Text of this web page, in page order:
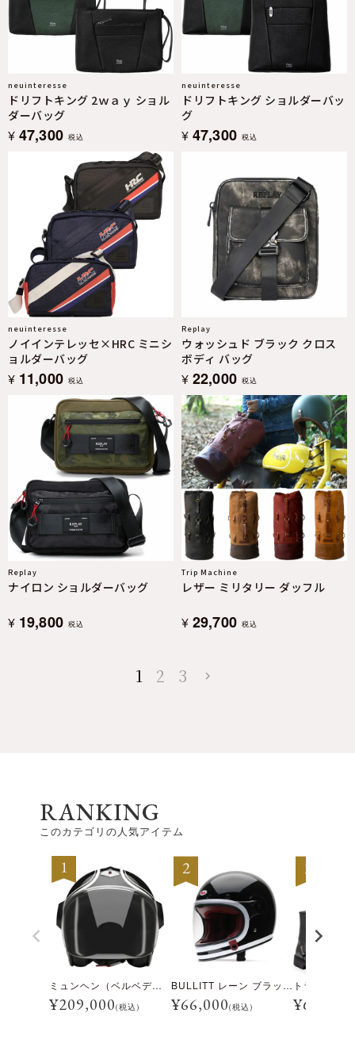
neuinteresse
ドリフトキング 2ｗａｙ ショル
ダーバッグ
¥ 47,300 税込
neuinteresse
ドリフトキング ショルダーバッ
グ
¥ 47,300 税込
neuinteresse
ノイインテレッセ×HRC ミニシ
ョルダーバッグ
¥ 11,000 税込
Replay
ウォッシュド ブラック クロス
ボディ バッグ
¥ 22,000 税込
Replay
ナイロン ショルダーバッグ
¥ 19,800 税込
Trip Machine
レザー ミリタリー ダッフル
¥ 29,700 税込
1 2 3
RANKING
このカテゴリの人気アイテム
ミュンヘン（ベルベデーレ）
¥209,000(税込)
BULLITT レーン ブラック/ホワイト
¥66,000(税込) ¥69,300